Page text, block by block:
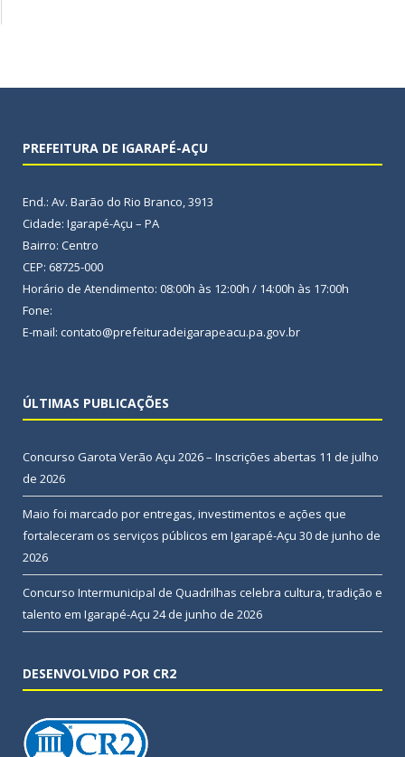
PREFEITURA DE IGARAPÉ-AÇU
End.: Av. Barão do Rio Branco, 3913
Cidade: Igarapé-Açu – PA
Bairro: Centro
CEP: 68725-000
Horário de Atendimento: 08:00h às 12:00h / 14:00h às 17:00h
Fone:
E-mail: contato@prefeituradeigarapeacu.pa.gov.br
ÚLTIMAS PUBLICAÇÕES
Concurso Garota Verão Açu 2026 – Inscrições abertas 11 de julho
de 2026
Maio foi marcado por entregas, investimentos e ações que
fortaleceram os serviços públicos em Igarapé-Açu 30 de junho de
2026
Concurso Intermunicipal de Quadrilhas celebra cultura, tradição e
talento em Igarapé-Açu 24 de junho de 2026
DESENVOLVIDO POR CR2